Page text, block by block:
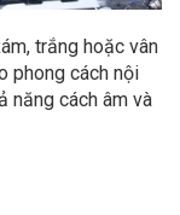
trắng hoặc vân
phong cách nội
năng cách âm và